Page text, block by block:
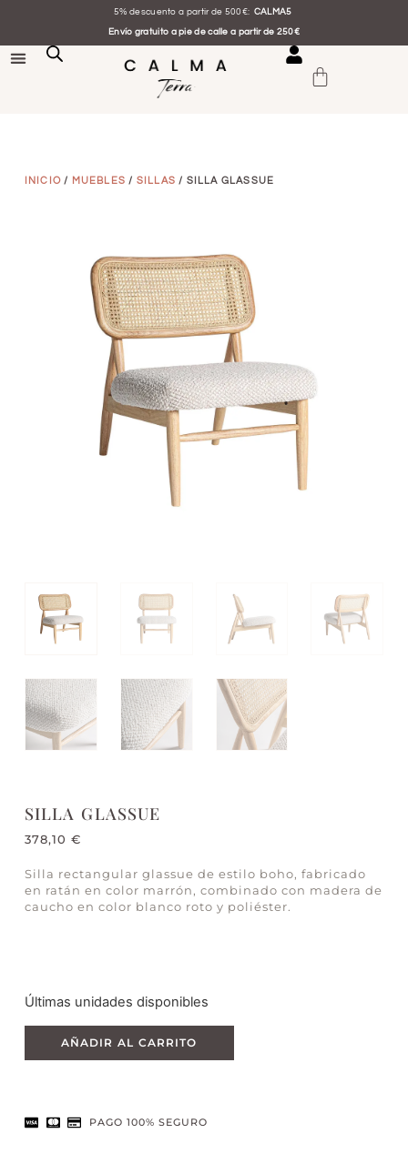
5% descuento a partir de 500€: CALMA5
Envío gratuito a pie de calle a partir de 250€
INICIO / MUEBLES / SILLAS / SILLA GLASSUE
SILLA GLASSUE
378,10 €
Silla rectangular glassue de estilo boho, fabricado
en ratán en color marrón, combinado con madera de
caucho en color blanco roto y poliéster.
Últimas unidades disponibles
AÑADIR AL CARRITO
PAGO 100% SEGURO